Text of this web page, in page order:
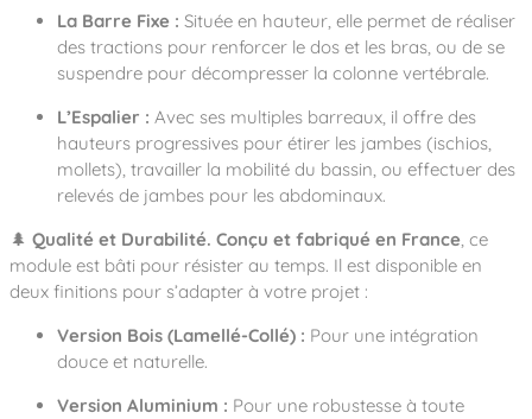
Nos matériaux
Nos fonctions ludiques & sportives
Nos sols amortissants
Les questions fréquentes
Catalogues
La Barre Fixe : Située en hauteur, elle permet de réaliser
des tractions pour renforcer le dos et les bras, ou de se
suspendre pour décompresser la colonne vertébrale.
L’Espalier : Avec ses multiples barreaux, il offre des
hauteurs progressives pour étirer les jambes (ischios,
mollets), travailler la mobilité du bassin, ou effectuer des
relevés de jambes pour les abdominaux.
🌲 Qualité et Durabilité. Conçu et fabriqué en France, ce
module est bâti pour résister au temps. Il est disponible en
deux finitions pour s’adapter à votre projet :
Version Bois (Lamellé-Collé) : Pour une intégration
douce et naturelle.
Version Aluminium : Pour une robustesse à toute